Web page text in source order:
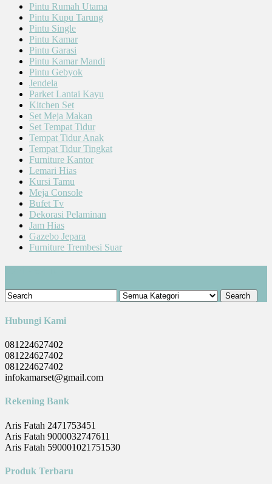
Pintu Rumah Utama
Pintu Kupu Tarung
Pintu Single
Pintu Kamar
Pintu Garasi
Pintu Kamar Mandi
Pintu Gebyok
Jendela
Parket Lantai Kayu
Kitchen Set
Set Meja Makan
Set Tempat Tidur
Tempat Tidur Anak
Tempat Tidur Tingkat
Furniture Kantor
Lemari Hias
Kursi Tamu
Meja Console
Bufet Tv
Dekorasi Pelaminan
Jam Hias
Gazebo Jepara
Furniture Trembesi Suar
Hubungi Kami
081224627402
081224627402
081224627402
infokamarset@gmail.com
Rekening Bank
Aris Fatah 2471753451
Aris Fatah 9000032747611
Aris Fatah 590001021751530
Produk Terbaru